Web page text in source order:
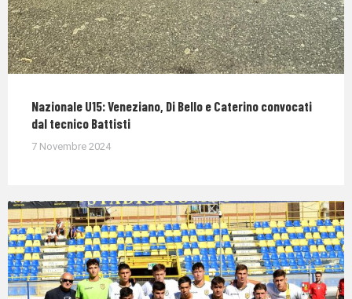
Nazionale U15: Veneziano, Di Bello e Caterino convocati
dal tecnico Battisti
7 Novembre 2024